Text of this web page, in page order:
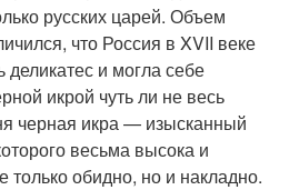
русских царей. Объем
что Россия в XVII веке
деликатес и могла себе
икрой чуть ли не весь
черная икра — изысканный
весьма высока и
обидно, но и накладно.